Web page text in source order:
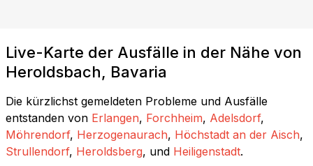
Live-Karte der Ausfälle in der Nähe von
Heroldsbach, Bavaria
Die kürzlichst gemeldeten Probleme und Ausfälle
entstanden von Erlangen, Forchheim, Adelsdorf,
Möhrendorf, Herzogenaurach, Höchstadt an der Aisch,
Strullendorf, Heroldsberg, und Heiligenstadt.